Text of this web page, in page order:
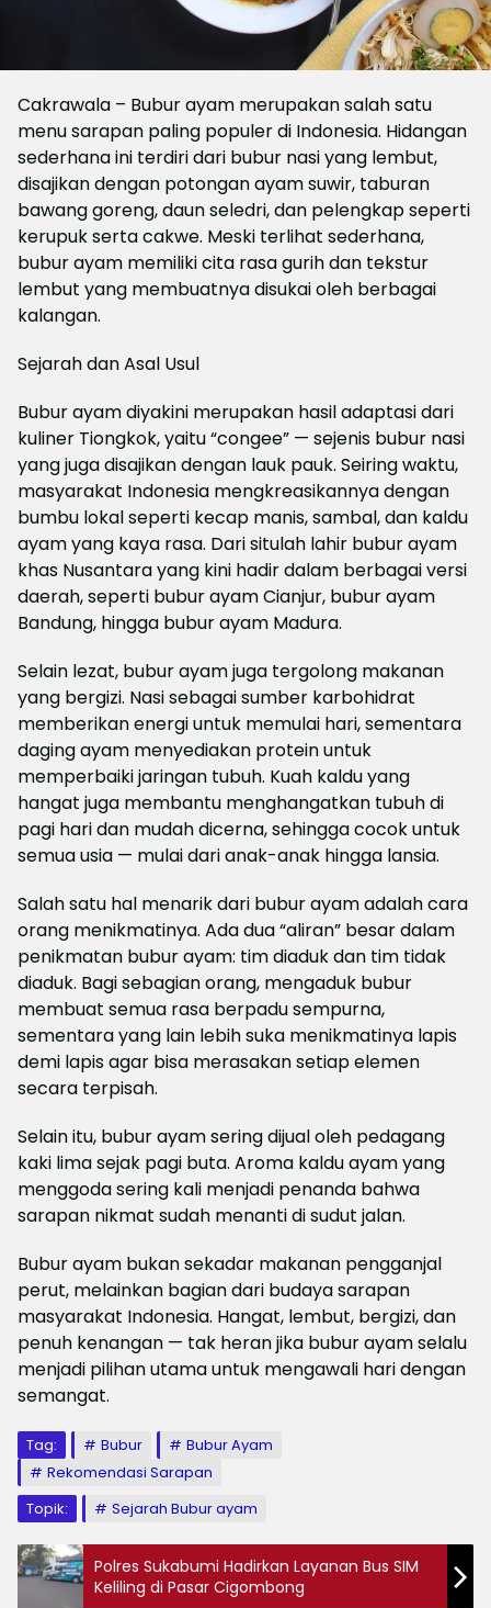
Cakrawala – Bubur ayam merupakan salah satu
menu sarapan paling populer di Indonesia. Hidangan
sederhana ini terdiri dari bubur nasi yang lembut,
disajikan dengan potongan ayam suwir, taburan
bawang goreng, daun seledri, dan pelengkap seperti
kerupuk serta cakwe. Meski terlihat sederhana,
bubur ayam memiliki cita rasa gurih dan tekstur
lembut yang membuatnya disukai oleh berbagai
kalangan.
Sejarah dan Asal Usul
Bubur ayam diyakini merupakan hasil adaptasi dari
kuliner Tiongkok, yaitu “congee” — sejenis bubur nasi
yang juga disajikan dengan lauk pauk. Seiring waktu,
masyarakat Indonesia mengkreasikannya dengan
bumbu lokal seperti kecap manis, sambal, dan kaldu
ayam yang kaya rasa. Dari situlah lahir bubur ayam
khas Nusantara yang kini hadir dalam berbagai versi
daerah, seperti bubur ayam Cianjur, bubur ayam
Bandung, hingga bubur ayam Madura.
Selain lezat, bubur ayam juga tergolong makanan
yang bergizi. Nasi sebagai sumber karbohidrat
memberikan energi untuk memulai hari, sementara
daging ayam menyediakan protein untuk
memperbaiki jaringan tubuh. Kuah kaldu yang
hangat juga membantu menghangatkan tubuh di
pagi hari dan mudah dicerna, sehingga cocok untuk
semua usia — mulai dari anak-anak hingga lansia.
Salah satu hal menarik dari bubur ayam adalah cara
orang menikmatinya. Ada dua “aliran” besar dalam
penikmatan bubur ayam: tim diaduk dan tim tidak
diaduk. Bagi sebagian orang, mengaduk bubur
membuat semua rasa berpadu sempurna,
sementara yang lain lebih suka menikmatinya lapis
demi lapis agar bisa merasakan setiap elemen
secara terpisah.
Selain itu, bubur ayam sering dijual oleh pedagang
kaki lima sejak pagi buta. Aroma kaldu ayam yang
menggoda sering kali menjadi penanda bahwa
sarapan nikmat sudah menanti di sudut jalan.
Bubur ayam bukan sekadar makanan pengganjal
perut, melainkan bagian dari budaya sarapan
masyarakat Indonesia. Hangat, lembut, bergizi, dan
penuh kenangan — tak heran jika bubur ayam selalu
menjadi pilihan utama untuk mengawali hari dengan
semangat.
Tag: Bubur
Bubur Ayam
Rekomendasi Sarapan
Topik:
Sejarah Bubur ayam
Polres Sukabumi Hadirkan Layanan Bus SIM
Keliling di Pasar Cigombong